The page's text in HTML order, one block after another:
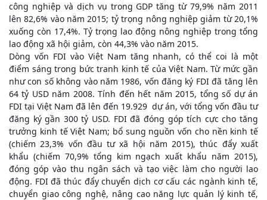
công nghiệp và dịch vụ trong GDP tăng từ 79,9% năm 2011
lên 82,6% vào năm 2015; tỷ trọng nông nghiệp giảm từ 20,1%
xuống còn 17,4%. Tỷ trọng lao động nông nghiệp trong tổng
lao động xã hội giảm, còn 44,3% vào năm 2015.
Dòng vốn FDI vào Việt Nam tăng nhanh, có thể coi là một
điểm sáng trong bức tranh kinh tế của Việt Nam. Từ mức gần
như con số không vào năm 1986, vốn đăng ký FDI đã tăng lên
64 tỷ USD năm 2008. Tính đến hết năm 2015, tổng số dự án
FDI tại Việt Nam đã lên đến 19.929 dự án, với tổng vốn đầu tư
đăng ký gần 300 tỷ USD. FDI đã đóng góp tích cực cho tăng
trưởng kinh tế Việt Nam; bổ sung nguồn vốn cho nền kinh tế
(chiếm 23,3% vốn đầu tư xã hội năm 2015), thúc đẩy xuất
khẩu (chiếm 70,9% tổng kim ngạch xuất khẩu năm 2015),
đóng góp vào thu ngân sách và tạo việc làm cho người lao
động. FDI đã thúc đẩy chuyển dịch cơ cấu các ngành kinh tế,
chuyển giao công nghệ, nâng cao năng lực quản lý kinh tế,